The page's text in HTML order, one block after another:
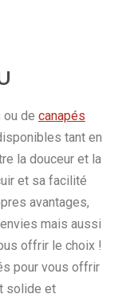
ou de canapés
tant en
la douceur et la
et sa facilité
avantages,
mais aussi
offrir le choix !
pour vous offrir
solide et